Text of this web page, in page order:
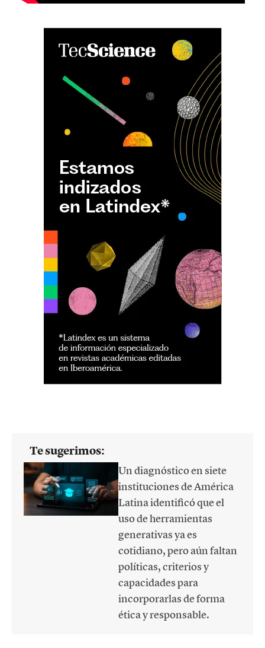
Te sugerimos:
Un diagnóstico en siete
instituciones de América
Latina identificó que el
uso de herramientas
generativas ya es
cotidiano, pero aún faltan
políticas, criterios y
capacidades para
incorporarlas de forma
ética y responsable.